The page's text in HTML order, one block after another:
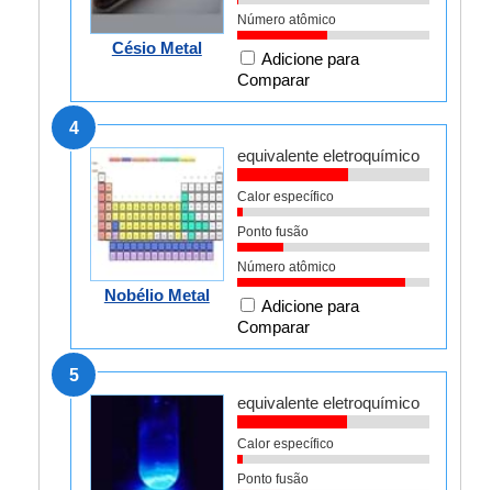
Césio Metal
Número atômico
Adicione para
Comparar
4
Nobélio Metal
equivalente eletroquímico
Calor específico
Ponto fusão
Número atômico
Adicione para
Comparar
5
equivalente eletroquímico
Calor específico
Ponto fusão